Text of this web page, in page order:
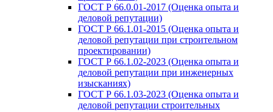
ГОСТ Р 66.0.01-2017 (Оценка опыта и
деловой репутации)
ГОСТ Р 66.1.01-2015 (Оценка опыта и
деловой репутации при строительном
проектировании)
ГОСТ Р 66.1.02-2023 (Оценка опыта и
деловой репутации при инженерных
изысканиях)
ГОСТ Р 66.1.03-2023 (Оценка опыта и
деловой репутации строительных